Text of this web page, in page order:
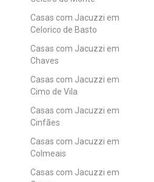
Casas com Jacuzzi em
Celorico de Basto
Casas com Jacuzzi em
Chaves
Casas com Jacuzzi em
Cimo de Vila
Casas com Jacuzzi em
Cinfães
Casas com Jacuzzi em
Colmeais
Casas com Jacuzzi em